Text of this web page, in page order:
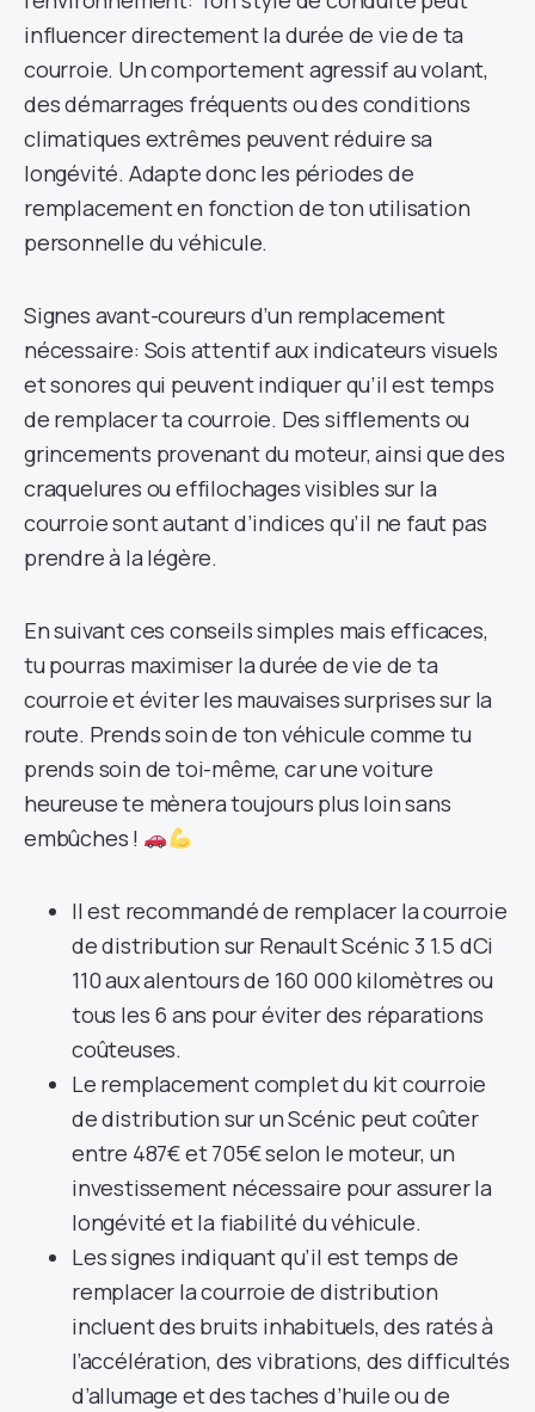
influencer directement la durée de vie de ta
courroie. Un comportement agressif au volant,
des démarrages fréquents ou des conditions
climatiques extrêmes peuvent réduire sa
longévité. Adapte donc les périodes de
remplacement en fonction de ton utilisation
personnelle du véhicule.
Signes avant-coureurs d’un remplacement
nécessaire: Sois attentif aux indicateurs visuels
et sonores qui peuvent indiquer qu’il est temps
de remplacer ta courroie. Des sifflements ou
grincements provenant du moteur, ainsi que des
craquelures ou effilochages visibles sur la
courroie sont autant d’indices qu’il ne faut pas
prendre à la légère.
En suivant ces conseils simples mais efficaces,
tu pourras maximiser la durée de vie de ta
courroie et éviter les mauvaises surprises sur la
route. Prends soin de ton véhicule comme tu
prends soin de toi-même, car une voiture
heureuse te mènera toujours plus loin sans
embûches !
Il est recommandé de remplacer la courroie
de distribution sur Renault Scénic 3 1.5 dCi
110 aux alentours de 160 000 kilomètres ou
tous les 6 ans pour éviter des réparations
coûteuses.
Le remplacement complet du kit courroie
de distribution sur un Scénic peut coûter
entre 487€ et 705€ selon le moteur, un
investissement nécessaire pour assurer la
longévité et la fiabilité du véhicule.
Les signes indiquant qu’il est temps de
remplacer la courroie de distribution
incluent des bruits inhabituels, des ratés à
l’accélération, des vibrations, des difficultés
d’allumage et des taches d’huile ou de